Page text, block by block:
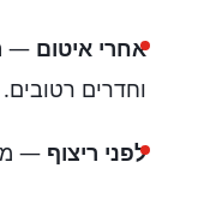
אחרי איטום —
וחדרים רטובים.
לפני ריצוף —